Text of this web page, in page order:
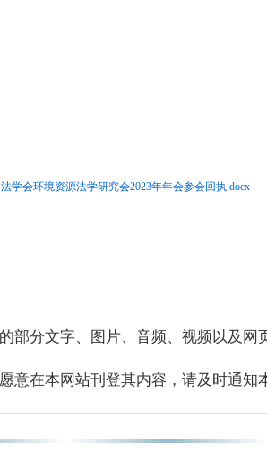
学会环境资源法学研究会2023年年会参会回执.docx
分文字、图片、音频、视频以及网
在本网站刊登其内容，请及时通知